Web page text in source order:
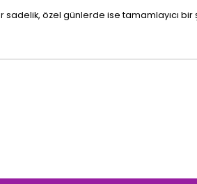
özel günlerde ise tamamlayıcı bir